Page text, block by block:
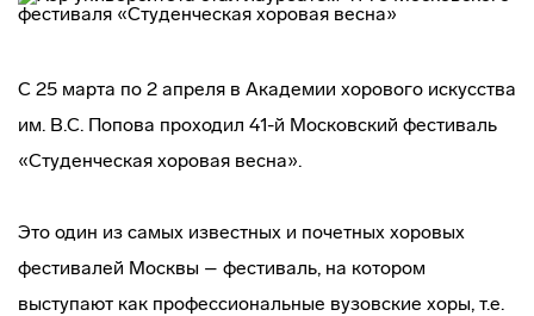
С 25 марта по 2 апреля в Академии хорового искусства
им. В.С. Попова проходил 41-й Московский фестиваль
«Студенческая хоровая весна».
Это один из самых известных и почетных хоровых
фестивалей Москвы – фестиваль, на котором
выступают как профессиональные вузовские хоры, т.е.